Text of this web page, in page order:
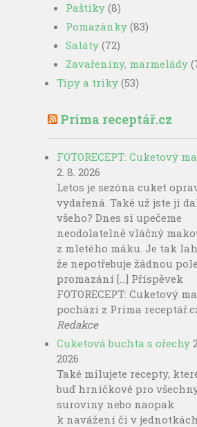
Paštiky (8)
Pomazánky (83)
Saláty (72)
Zavařeniny, marmelády
Tipy a triky (53)
Príma receptář.cz
FOTORECEPT: Cuketový
2. 8. 2026
Letos je sezóna cuket
vydařená. Také už jste ji
všeho? Dnes si upečeme
neodolatelně vláčný
z mletého máku. Je tak
že nepotřebuje žádnou
promazání […] Příspěvek
FOTORECEPT: Cuketový
pochází z Príma
Redakce
Cuketová buchta s ořechy
2026
Také milujete recepty,
buď hrníčkové pro
suroviny nebo naopak
k navážení či v jednotkách